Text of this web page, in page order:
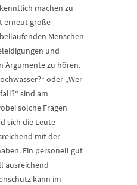
machen zu
erneut große
Menschen
und
Argumente zu hören.
oder „Wer
sind am
solche Fragen
sich die Leute
mit der
Ein personell gut
ausreichend
kann im